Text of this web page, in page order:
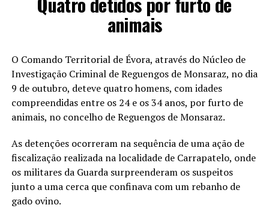
animais
O Comando Territorial de Évora, através do Núcleo de
Investigação Criminal de Reguengos de Monsaraz, no dia
9 de outubro, deteve quatro homens, com idades
compreendidas entre os 24 e os 34 anos, por furto de
animais, no concelho de Reguengos de Monsaraz.
As detenções ocorreram na sequência de uma ação de
fiscalização realizada na localidade de Carrapatelo, onde
os militares da Guarda surpreenderam os suspeitos
junto a uma cerca que confinava com um rebanho de
gado ovino.